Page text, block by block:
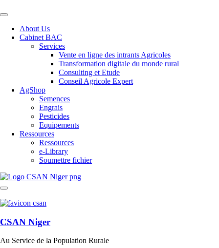
About Us
Cabinet BAC
Services
Vente en ligne des intrants Agricoles
Transformation digitale du monde rural
Consulting et Etude
Conseil Agricole Expert
AgShop
Semences
Engrais
Pesticides
Equipements
Ressources
Ressources
e-Library
Soumettre fichier
CSAN Niger
Au Service de la Population Rurale